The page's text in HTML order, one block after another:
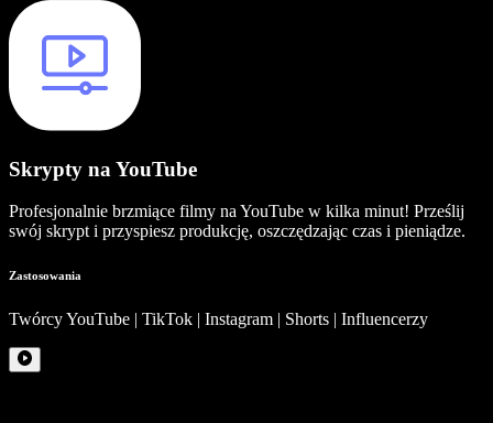
Skrypty na YouTube
Profesjonalnie brzmiące filmy na YouTube w kilka minut! Prześlij
swój skrypt i przyspiesz produkcję, oszczędzając czas i pieniądze.
Zastosowania
Twórcy YouTube | TikTok | Instagram | Shorts | Influencerzy